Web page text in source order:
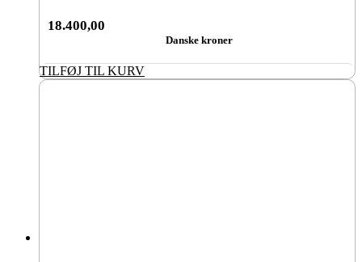
18.400,00
Danske kroner
TILFØJ TIL KURV